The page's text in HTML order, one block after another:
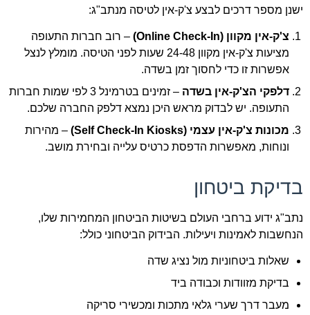
ישנן מספר דרכים לבצע צ'ק-אין לטיסה מנתב"ג:
צ'ק-אין מקוון (Online Check-In)
– רוב חברות התעופה
מציעות צ'ק-אין מקוון 24-48 שעות לפני הטיסה. מומלץ לנצל
אפשרות זו כדי לחסוך זמן בשדה.
דלפקי הצ'ק-אין בשדה
– זמינים בטרמינל 3 לפי שמות חברות
התעופה. יש לבדוק מראש היכן נמצא דלפק החברה שלכם.
מכונות צ'ק-אין עצמי (Self Check-In Kiosks)
– מהירות
ונוחות, מאפשרות הדפסת כרטיס עלייה ובחירת מושב.
בדיקת ביטחון
נתב"ג ידוע ברחבי העולם בשיטות הביטחון המחמירות שלו,
הנחשבות לאמינות ויעילות. הבידוק הביטחוני כולל:
שאלות ביטחוניות מול נציג שדה
בדיקת מזוודות וכבודה ביד
מעבר דרך שערי גלאי מתכות ומכשירי סריקה